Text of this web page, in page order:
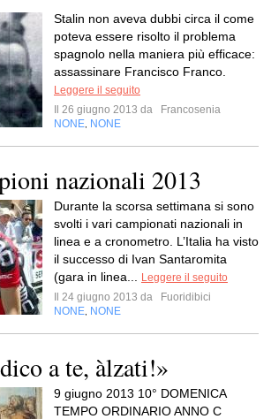
Stalin non aveva dubbi circa il come
poteva essere risolto il problema
spagnolo nella maniera più efficace:
assassinare Francisco Franco.
Leggere il seguito
Il 26 giugno 2013 da
Francosenia
NONE NONE
nazionali 2013
Durante la scorsa settimana si sono
svolti i vari campionati nazionali in
linea e a cronometro. L’Italia ha visto
il successo di Ivan Santaromita
(gara in linea...
Leggere il seguito
Il 24 giugno 2013 da
Fuoridibici
NONE NONE
a te, àlzati!»
9 giugno 2013 10° DOMENICA
TEMPO ORDINARIO ANNO C